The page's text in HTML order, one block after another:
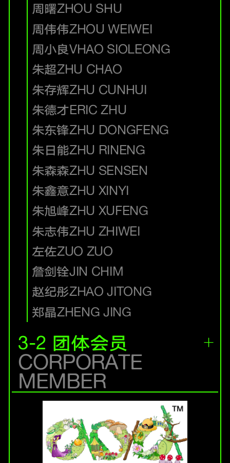
周曙ZHOU SHU
周伟伟ZHOU WEIWEI
周小良VHAO SIOLEONG
朱超ZHU CHAO
朱存辉ZHU CUNHUI
朱德才ERIC ZHU
朱东锋ZHU DONGFENG
朱日能ZHU RINENG
朱森森ZHU SENSEN
朱鑫意ZHU XINYI
朱旭峰ZHU XUFENG
朱志伟ZHU ZHIWEI
左佐ZUO ZUO
詹剑铨JIN CHIM
赵纪彤ZHAO JITONG
郑晶ZHENG JING
3-2 团体会员
CORPORATE
MEMBER